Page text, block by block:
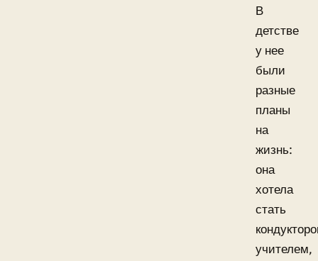
В
детстве
у нее
были
разные
планы
на
жизнь:
она
хотела
стать
учителем,